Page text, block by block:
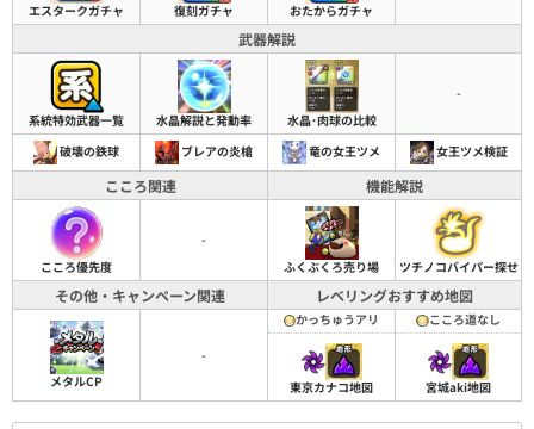
エスタークガチャ 復刻ガチャ おたからガチャ
武器解説
系統特効武器一覧 水晶解説と発動率 水晶･肉球の比較
-
破壊の鉄球 ブレアの炎槍 竜の女王ツメ 女王ツメ検証
こころ関連 機能解説
こころ優先度
-
ふくぶくろ売り場
ツチノコバイパー探せ
その他・キャンペーン関連 レベリングおすすめ地図
メタルCP
-
かっちゅうアリ
東京カナコ地図
こころ道なし
宮城aki地図